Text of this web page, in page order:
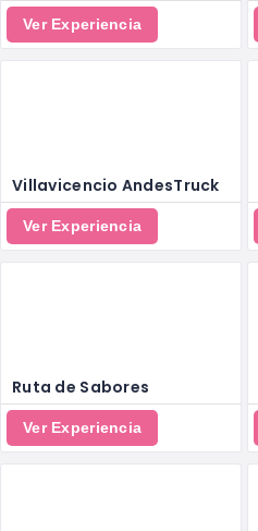
Ver Experiencia
Villavicencio AndesTruck
Ver Experiencia
Ruta de Sabores
Ver Experiencia